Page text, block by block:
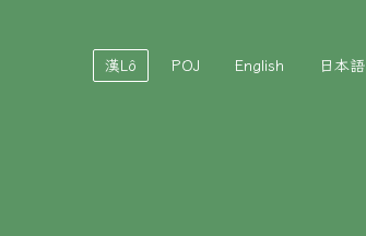
漢Lô POJ English 日本語